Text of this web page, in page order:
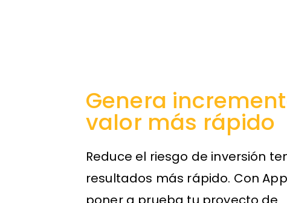
Genera
valor más rápido
Reduce el riesgo de inversión
resultados más rápido. Con